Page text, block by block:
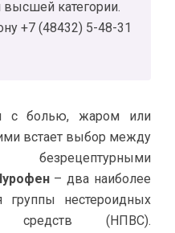
высшей категории.
+7 (48432) 5-48-31
с болью, жаром или
встает выбор между
– два наиболее
группы нестероидных
средств (НПВС).